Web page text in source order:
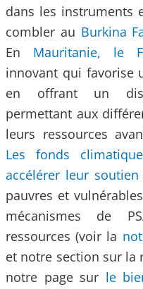
dans les instruments
combler au Burkina
En Mauritanie, le
innovant qui favorise
en offrant un
permettant aux
leurs ressources
Les fonds
accélérer leur soutien
pauvres et
mécanismes de
ressources (voir la
et notre section sur la
notre page sur le